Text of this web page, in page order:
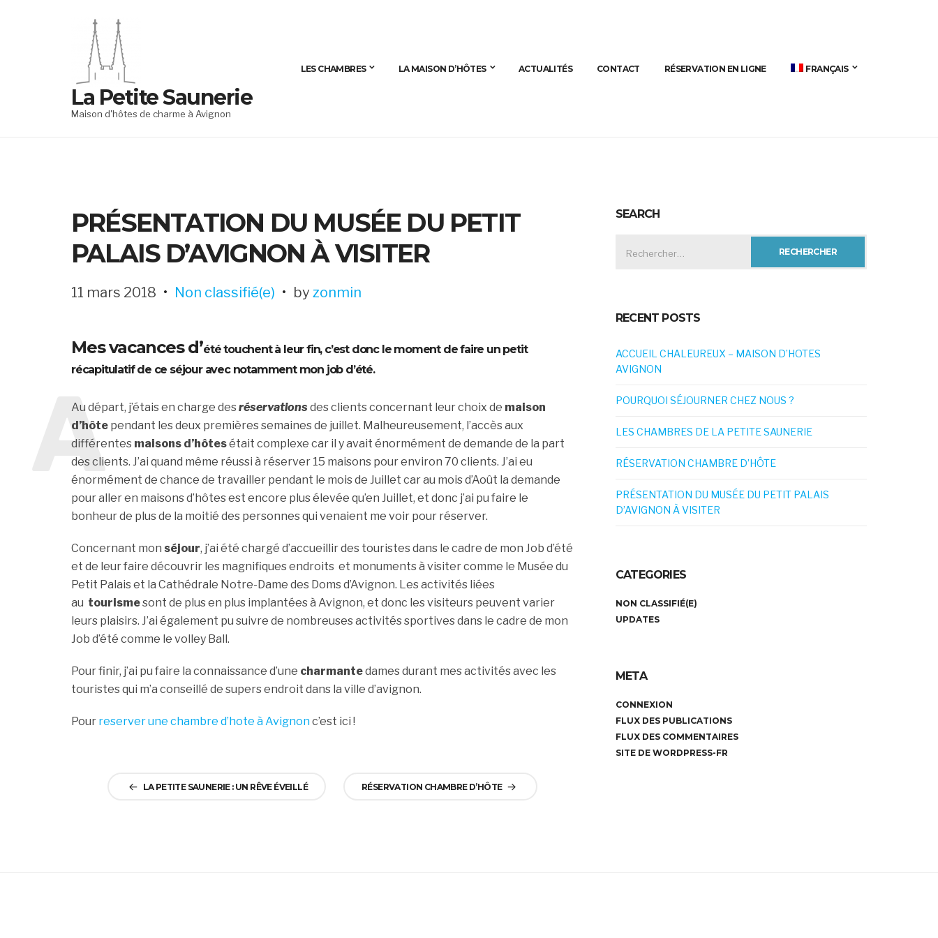
La Petite Saunerie
Maison d'hôtes de charme à Avignon
LES CHAMBRES LA MAISON D’HÔTES ACTUALITÉS CONTACT RÉSERVATION EN LIGNE FRANÇAIS
PRÉSENTATION DU MUSÉE DU PETIT
PALAIS D’AVIGNON À VISITER
11 mars 2018 Non classifié(e) by zonmin
Mes vacances d’ététouchent à leur fin, c’est donc le moment de faire un petit
récapitulatif de ce séjouravec notamment mon job d’été.
A
Au départ, j’étais en charge desréservations des clients concernant leur choix de maison
d’hôte pendant les deux premières semaines de juillet. Malheureusement, l’accès aux
différentes maisons d’hôtesétait complexe car il y avait énormément de demande de la part
des clients. J’ai quand même réussi à réserver 15 maisons pour environ 70 clients. J’ai eu
énormément de chance de travailler pendant le mois de Juillet car au mois d’Août la demande
pour aller en maisons d’hôtes est encore plus élevée qu’en Juillet, et donc j’ai pu faire le
bonheur de plus de la moitié des personnes qui venaient me voir pour réserver.
Concernant mon séjour, j’ai été chargé d’accueillir des touristes dans le cadre de mon Job d’été
et de leur faire découvrir les magnifiques endroits et monuments à visiter comme le Musée du
Petit Palais et la Cathédrale Notre-Dame des Doms d’Avignon. Les activités liées
au tourismesont de plus en plus implantéesà Avignon, et donc les visiteurs peuvent varier
leurs plaisirs. J’ai également pu suivre de nombreuses activités sportives dans le cadre de mon
Job d’été comme le volley Ball.
Pour finir, j’ai pu faire la connaissance d’une charmantedames durant mes activités avec les
touristes qui m’a conseillé de supers endroit dans la ville d’avignon.
Pour reserver une chambre d’hote à Avignonc’est ici !
Navigation
LA PETITE SAUNERIE : UN RÊVE ÉVEILLÉ RÉSERVATION CHAMBRE D’HÔTE
SEARCH
RECENT POSTS
ACCUEIL CHALEUREUX – MAISON D’HOTES
AVIGNON
POURQUOI SÉJOURNER CHEZ NOUS ?
LES CHAMBRES DE LA PETITE SAUNERIE
RÉSERVATION CHAMBRE D’HÔTE
PRÉSENTATION DU MUSÉE DU PETIT PALAIS
D’AVIGNON À VISITER
CATEGORIES
NON CLASSIFIÉ(E)
UPDATES
META
CONNEXION
FLUX DES PUBLICATIONS
FLUX DES COMMENTAIRES
SITE DE WORDPRESS-FR